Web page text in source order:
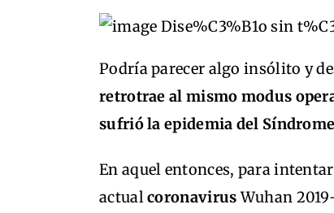
Podría parecer algo insólito y
retrotrae al mismo modus
sufrió la epidemia del
En aquel entonces, para
actualcoronavirusWuhan